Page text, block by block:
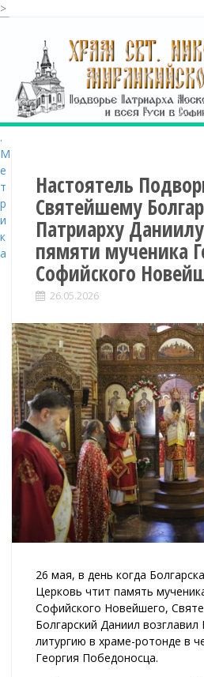
>
c
o
n
t
e
n
t
Настоятель
Святейшему
Патриарху
пямяти мученика
Софийского
26.05.2026
26 мая, в день когда
Церковь чтит память
Софийского Новейшего,
Болгарский Даниил
литургию в храме-ротонде в
Георгия Победоносца.